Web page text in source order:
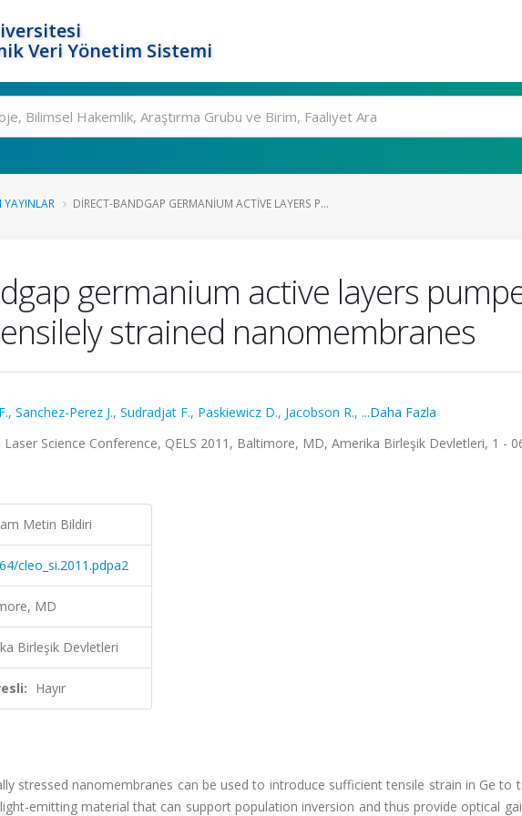
Veri Yönetim Sistemi
YAYINLAR DIRECT-BANDGAP GERMANIUM ACTIVE LAYERS P...
germanium active layers
strained nanomembranes
, Sanchez-Perez J., Sudradjat F., Paskiewicz D., Jacobson R., ...Daha Fazla
Science Conference, QELS 2011, Baltimore, MD, Amerika Birleşik Devletleri, 1 -
Metin Bildiri
cleo_si.2011.pdpa2
MD
Birleşik Devletleri
Hayır
stressed nanomembranes can be used to introduce sufficient tensile strain in Ge to
emitting material that can support population inversion and thus provide optical